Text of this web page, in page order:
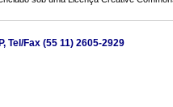
Tel/Fax (55 11) 2605-2929